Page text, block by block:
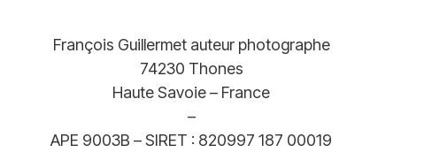
François Guillermet auteur photographe
74230 Thones
Haute Savoie – France
–
APE 9003B – SIRET : 820997 187 00019